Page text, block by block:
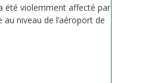
été violemment affecté par
niveau de l’aéroport de